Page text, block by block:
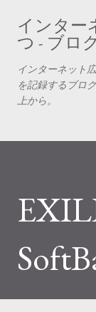
ス
インター
つ - ブロ
インターネット
を記録するブロ
上から。